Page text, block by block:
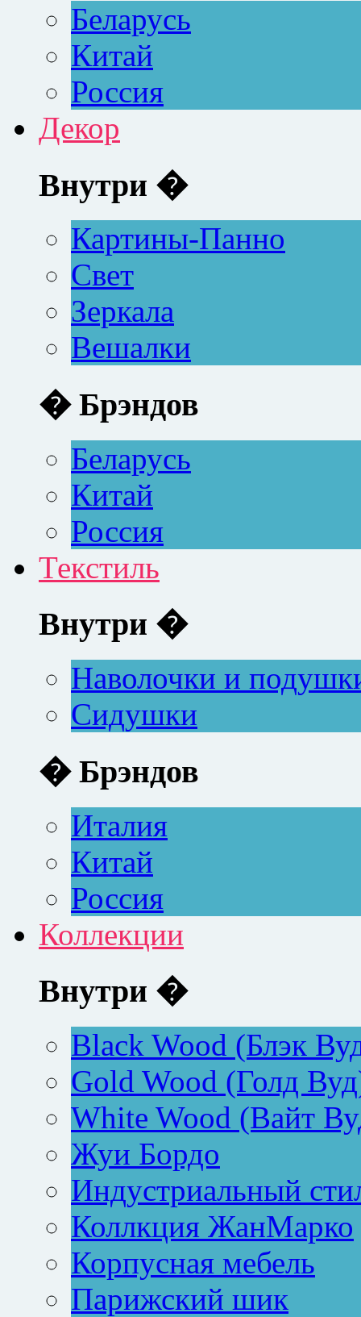
Беларусь
Китай
Россия
Декор
Внутри �
Картины-Панно
Свет
Зеркала
Вешалки
� Брэндов
Беларусь
Китай
Россия
Текстиль
Внутри �
Наволочки и
Сидушки
� Брэндов
Италия
Китай
Россия
Коллекции
Внутри �
Black Wood (Блэк
Gold Wood (Голд
White Wood (Вайт
Жуи Бордо
Индустриальный
Коллкция ЖанМарко
Корпусная мебель
Парижский шик